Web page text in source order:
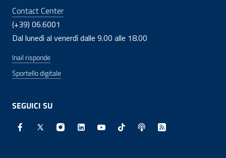
Contact Center
(+39) 06.6001
Dal lunedì al venerdì dalle 9.00 alle 18.00
Inail risponde
Sportello digitale
SEGUICI SU
Facebook - Sito esterno - Apertura in nuova finestra
X - Sito esterno - Apertura in nuova finestra
Instagram - Sito esterno - Apertura in
Linkedin - Sito esterno - Apertura in
Youtube - Sito esterno -
TikTok - Sito esterno -
Spreaker - Sito
Feed RSS -